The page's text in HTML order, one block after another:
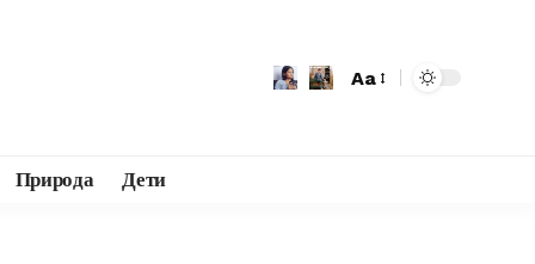
Aa
Природа Дети